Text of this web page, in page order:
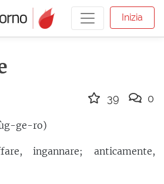
Inizia
ge-ro)
ingannare; anticamente,
39 0